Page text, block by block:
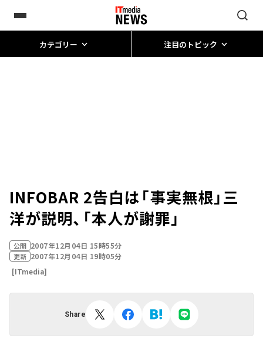
カテゴリー 注目のトピック
INFOBAR 2告白は「事実無根」三
洋が説明、「本人が謝罪」
公開 2007年12月04日 15時55分
更新 2007年12月04日 19時05分
[ITmedia]
Share